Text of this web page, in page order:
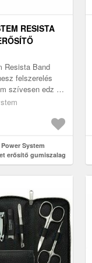
RESISTA
KÉSZLET 5
Resista Band
felszerelés
szívesen edz a
és
System
erősítő gumiszalag